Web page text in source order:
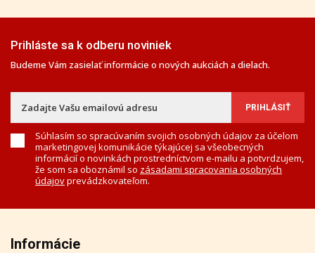
Prihláste sa k odberu noviniek
Budeme Vám zasielať informácie o nových aukciách a dielach.
Súhlasím so spracúvaním svojich osobných údajov za účelom
marketingovej komunikácie týkajúcej sa všeobecných
informácií o novinkách prostredníctvom e-mailu a potvrdzujem,
že som sa oboznámil so zásadami spracovania osobných
údajovprevádzkovateľom.
Informácie